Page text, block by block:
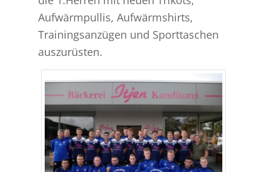
Aufwärmpullis, Aufwärmshirts,
Trainingsanzügen und Sporttaschen
auszurüsten.